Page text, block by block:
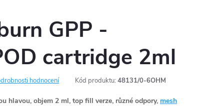
GPP -
cartridge 2ml
hodnocení Kód produktu: 48131/0-6OHM
hlavou, objem 2 ml, top fill verze, různé odpory, mesh